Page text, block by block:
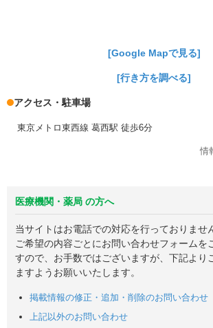
[Google Mapで見る]
[行き方を調べる]
アクセス・駐車場
東京メトロ東西線 葛西駅 徒歩6分
情
医療機関・薬局 の方へ
当サイトはお電話での対応を行っておりませ
ご希望の内容ごとにお問い合わせフォームを
すので、お手数ではございますが、下記より
ますようお願いいたします。
掲載情報の修正・追加・削除のお問い合わせ
上記以外のお問い合わせ